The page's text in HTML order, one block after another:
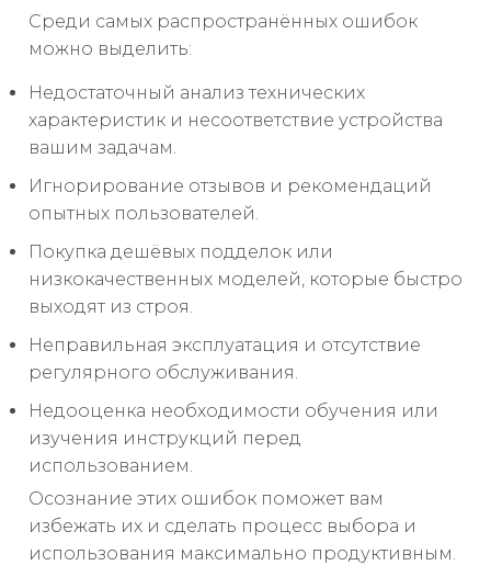
Среди самых распространённых ошибок
можно выделить:
Недостаточный анализ технических
характеристик и несоответствие устройства
вашим задачам.
Игнорирование отзывов и рекомендаций
опытных пользователей.
Покупка дешёвых подделок или
низкокачественных моделей, которые быстро
выходят из строя.
Неправильная эксплуатация и отсутствие
регулярного обслуживания.
Недооценка необходимости обучения или
изучения инструкций перед
использованием.
Осознание этих ошибок поможет вам
избежать их и сделать процесс выбора и
использования максимально продуктивным.